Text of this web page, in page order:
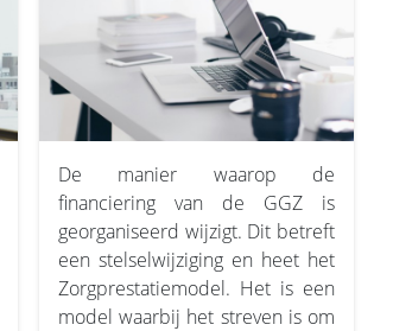
De manier waarop de
financiering van de GGZ is
georganiseerd wijzigt. Dit betreft
een stelselwijziging en heet het
Zorgprestatiemodel. Het is een
model waarbij het streven is om